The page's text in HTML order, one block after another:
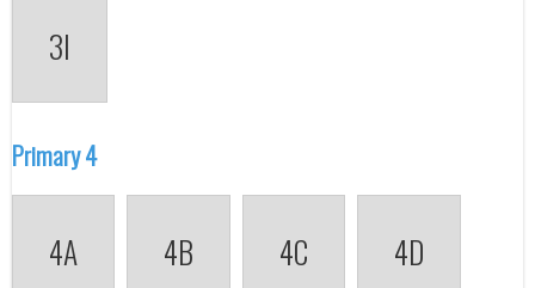
3I
Primary 4
4A 4B 4C 4D